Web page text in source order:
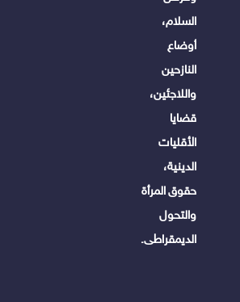
السلام،
أوضاع
النازحين
واللاجئين،
قضايا
الأقليات
الدينية،
حقوق المرأة
والتحول
الديمقراطى.